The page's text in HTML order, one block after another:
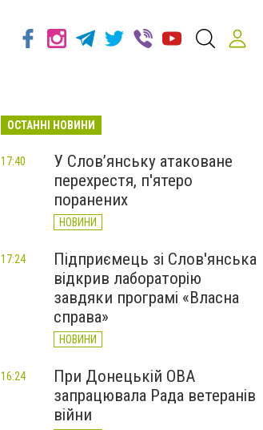
ОСТАННІ НОВИНИ
У Слов’янську атаковане
перехрестя, п'ятеро
поранених
НОВИНИ
17:40
Підприємець зі Слов'янська
відкрив лабораторію
завдяки програмі «Власна
справа»
НОВИНИ
17:24
При Донецькій ОВА
запрацювала Рада ветеранів
війни
16:24